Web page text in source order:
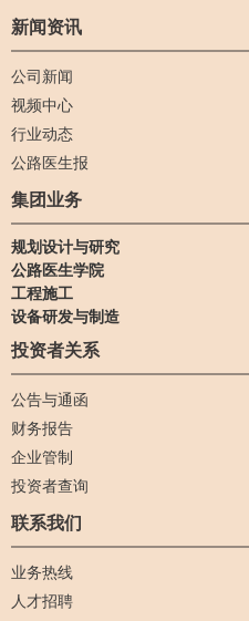
新闻资讯
公司新闻
视频中心
行业动态
公路医生报
集团业务
规划设计与研究
公路医生学院
工程施工
设备研发与制造
投资者关系
公告与通函
财务报告
企业管制
投资者查询
联系我们
业务热线
人才招聘